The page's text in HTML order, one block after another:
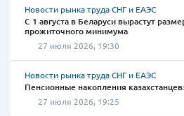
Новости рынка труда СНГ и ЕАЭС
С 1 августа в Беларуси вырастут
прожиточного минимума
27 июля 2026, 19:30
Новости рынка труда СНГ и ЕАЭС
Пенсионные накопления
27 июля 2026, 19:25